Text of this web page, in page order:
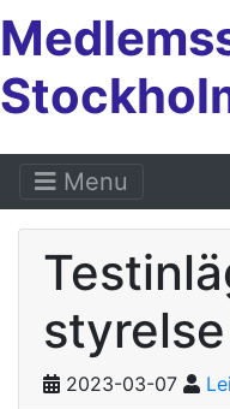
Menu
styrelse
2023-03-07